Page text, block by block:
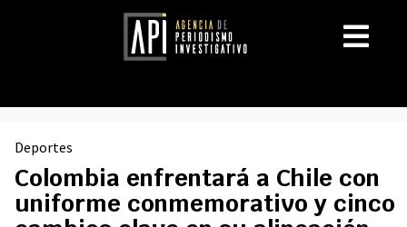
Deportes
Colombia enfrentará a Chile con
uniforme conmemorativo y cinco